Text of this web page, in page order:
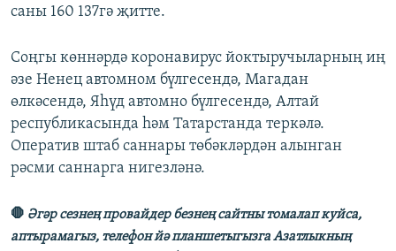
саны 160 137гә җитте.
Соңгы көннәрдә коронавирус йоктыручыларның иң
әзе Ненец автомном бүлгесендә, Магадан
өлкәсендә, Яһүд автомно бүлгесендә, Алтай
республикасында һәм Татарстанда теркәлә.
Оператив штаб саннары төбәкләрдән алынган
рәсми саннарга нигезләнә.
🛑 Әгәр сезнең провайдер безнең сайтны томалап куйса,
аптырамагыз, телефон йә планшетыгызга Азатлыкның